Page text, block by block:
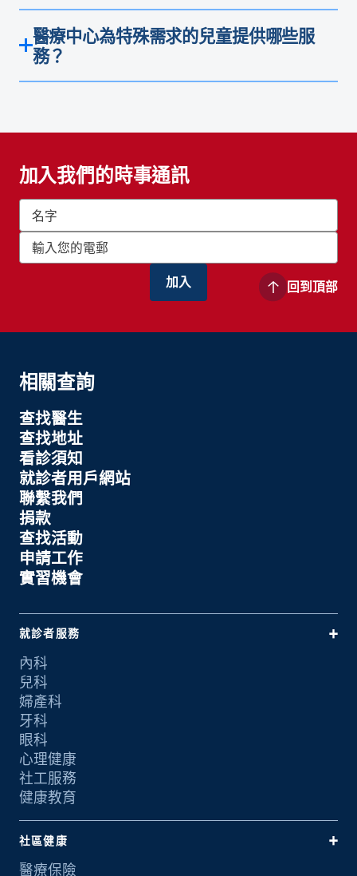
醫療中心為特殊需求的兒童提供哪些服
務？
加入我們的時事通訊
回到頂部
相關查詢
查找醫生
查找地址
看診須知
就診者用戶網站
聯繫我們
捐款
查找活動
申請工作
實習機會
就診者服務
內科
兒科
婦產科
牙科
眼科
心理健康
社工服務
健康教育
社區健康
醫療保險